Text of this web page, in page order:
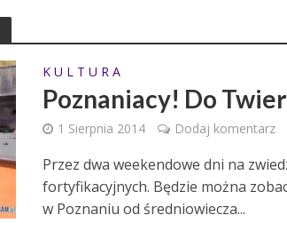
K U L T U R A
Poznaniacy! Do
1 Sierpnia 2014 Dodaj komentarz
Przez dwa weekendowe dni na
fortyfikacyjnych. Będzie można
w Poznaniu od średniowiecza...